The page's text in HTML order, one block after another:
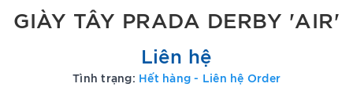
GIÀY TÂY PRADA DERBY 'AIR'
Liên hệ
Tình trạng: Hết hàng - Liên hệ Order